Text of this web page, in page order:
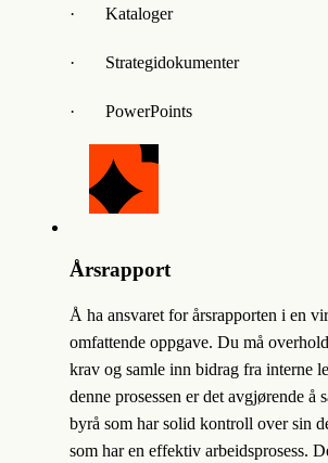
· Kataloger
· Strategidokumenter
· PowerPoints
Årsrapport
Å ha ansvaret for årsrapporten i en
omfattende oppgave. Du må
krav og samle inn bidrag fra interne
denne prosessen er det avgjørende å
byrå som har solid kontroll over sin
som har en effektiv arbeidsprosess.